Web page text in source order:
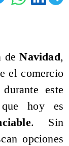
deNavidad,
el comercio
este
hoy es
. Sin
opciones